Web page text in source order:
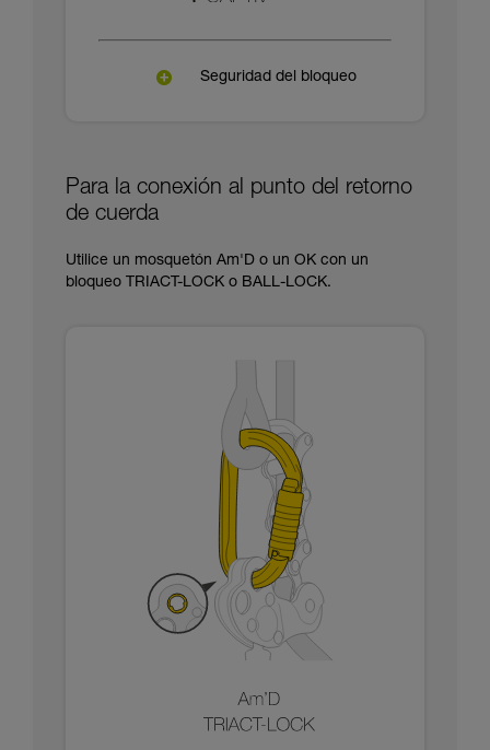
Seguridad del bloqueo
Para la conexión al punto del retorno
de cuerda
Utilice un mosquetón Am'D o un OK con un
bloqueo TRIACT-LOCK o BALL-LOCK.